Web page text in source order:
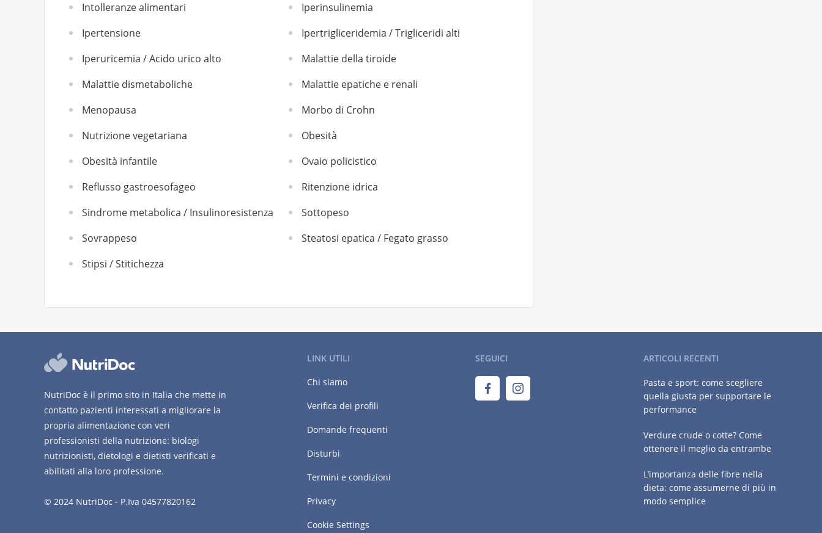
Intolleranze alimentari
Iperinsulinemia
Ipertensione
Ipertrigliceridemia / Trigliceridi alti
Iperuricemia / Acido urico alto
Malattie della tiroide
Malattie dismetaboliche
Malattie epatiche e renali
Menopausa
Morbo di Crohn
Nutrizione vegetariana
Obesità
Obesità infantile
Ovaio policistico
Reflusso gastroesofageo
Ritenzione idrica
Sindrome metabolica / Insulinoresistenza
Sottopeso
Sovrappeso
Steatosi epatica / Fegato grasso
Stipsi / Stitichezza
NutriDoc è il primo sito in Italia che mette in
contatto pazienti interessati a migliorare la
propria alimentazione con veri
professionisti della nutrizione: biologi
nutrizionisti, dietologi e dietisti verificati e
abilitati alla loro professione.
© 2024 NutriDoc - P.Iva 04577820162
LINK UTILI
Chi siamo
Verifica dei profili
Domande frequenti
Disturbi
Termini e condizioni
Privacy
Cookie Settings
SEGUICI ARTICOLI RECENTI
Pasta e sport: come scegliere
quella giusta per supportare le
performance
Verdure crude o cotte? Come
ottenere il meglio da entrambe
L’importanza delle fibre nella
dieta: come assumerne di più in
modo semplice